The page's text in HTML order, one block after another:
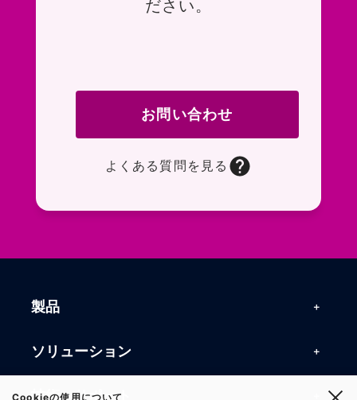
ださい。
お問い合わせ
よくある質問を見る
製品
製品一覧
RFIDリーダー
ソリューション
RFIDソリューション
技術・サポート
Cookieの使用について